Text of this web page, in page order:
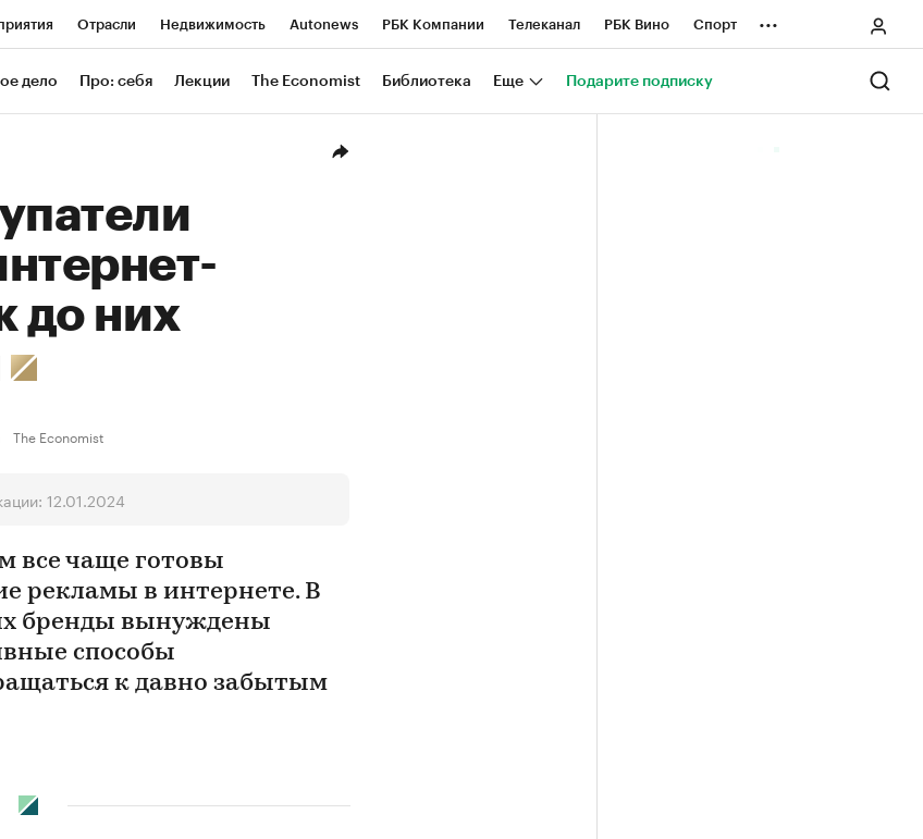
Отрасли Недвижимость Autonews РБК Компании Телеканал РБК Вино Спорт
РБК Life Тренды Визионеры Национальные проекты Город
...
дело Про: себя Лекции The Economist Библиотека Еще Подарите подписку
до них
The Economist
12.01.2024
все чаще готовы
рекламы в интернете. В
бренды вынуждены
способы
к давно забытым